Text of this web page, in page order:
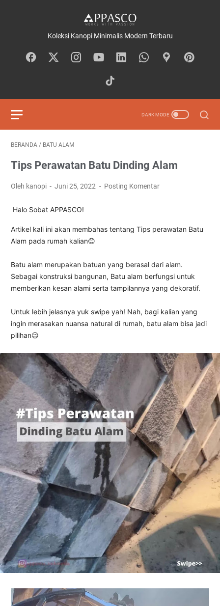
Koleksi Kanopi Minimalis Modern Terbaru
BERANDA / BATU ALAM
Tips Perawatan Batu Dinding Alam
Oleh kanopi Juni 25, 2022 Posting Komentar
Halo Sobat APPASCO!
Artikel kali ini akan membahas tentang Tips perawatan Batu
Alam pada rumah kalian😊
Batu alam merupakan batuan yang berasal dari alam.
Sebagai konstruksi bangunan, Batu alam berfungsi untuk
memberikan kesan alami serta tampilannya yang dekoratif.
Untuk lebih jelasnya yuk swipe yah! Nah, bagi kalian yang
ingin merasakan nuansa natural di rumah, batu alam bisa jadi
pilihan😉